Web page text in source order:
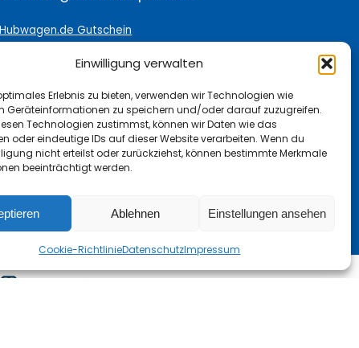
Einwilligung verwalten
Erlebnis zu bieten, verwenden wir Technologien wie
Geräteinformationen zu speichern und/oder darauf zuzugreifen.
Technologien zustimmst, können wir Daten wie das
oder eindeutige IDs auf dieser Website verarbeiten. Wenn du
nicht erteilst oder zurückziehst, können bestimmte Merkmale
beeinträchtigt werden.
Ablehnen Einstellungen ansehen
Cookie-RichtlinieDatenschutzImpressum
Hubwagen.de Gutschein
Mit unserem Newsletter halten wir Dich auf dem
Datenschutz